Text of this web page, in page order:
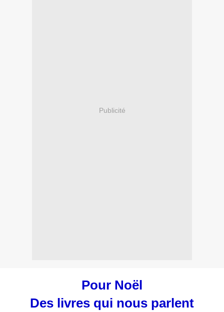
Publicité
Pour Noël
Des livres qui nous parlent